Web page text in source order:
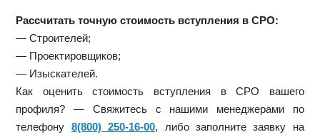
Рассчитать точную стоимость вступления в СРО:
— Строителей;
— Проектировщиков;
— Изыскателей.
Как оценить стоимость вступления в СРО вашего
профиля? — Свяжитесь с нашими менеджерами по
телефону 8(800) 250-16-00, либо заполните заявку на